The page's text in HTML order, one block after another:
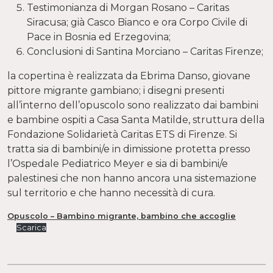
Testimonianza di Morgan Rosano – Caritas
Siracusa; già Casco Bianco e ora Corpo Civile di
Pace in Bosnia ed Erzegovina;
Conclusioni di Santina Morciano – Caritas Firenze;
la copertina è realizzata da Ebrima Danso, giovane
pittore migrante gambiano; i disegni presenti
all’interno dell’opuscolo sono realizzato dai bambini
e bambine ospiti a Casa Santa Matilde, struttura della
Fondazione Solidarietà Caritas ETS di Firenze. Si
tratta sia di bambini/e in dimissione protetta presso
l’Ospedale Pediatrico Meyer e sia di bambini/e
palestinesi che non hanno ancora una sistemazione
sul territorio e che hanno necessità di cura.
Opuscolo – Bambino migrante, bambino che accoglie
Scarica